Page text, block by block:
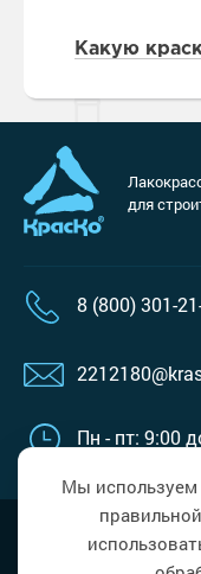
Какую
для
8 (800) 301-
Пн - пт: 9:00
Политика в области
персональных данных
Мы используем